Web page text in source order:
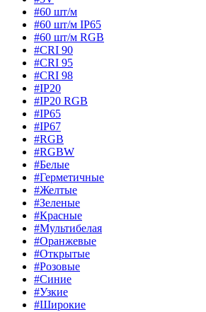
#60 шт/м
#60 шт/м IP65
#60 шт/м RGB
#CRI 90
#CRI 95
#CRI 98
#IP20
#IP20 RGB
#IP65
#IP67
#RGB
#RGBW
#Белые
#Герметичные
#Желтые
#Зеленые
#Красные
#Мультибелая
#Оранжевые
#Открытые
#Розовые
#Синие
#Узкие
#Широкие